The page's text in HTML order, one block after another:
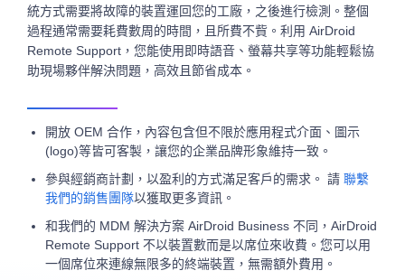
統方式需要將故障的裝置運回您的工廠，之後進行檢測。整個
過程通常需要耗費數周的時間，且所費不貲。利用 AirDroid
Remote Support，您能使用即時語音、螢幕共享等功能輕鬆協
助現場夥伴解決問題，高效且節省成本。
開放 OEM 合作，內容包含但不限於應用程式介面、圖示
(logo)等皆可客製，讓您的企業品牌形象維持一致。
參與經銷商計劃，以盈利的方式滿足客戶的需求。 請 聯繫
我們的銷售團隊以獲取更多資訊。
和我們的 MDM 解決方案 AirDroid Business 不同，AirDroid
Remote Support 不以裝置數而是以席位來收費。您可以用
一個席位來連線無限多的終端裝置，無需額外費用。